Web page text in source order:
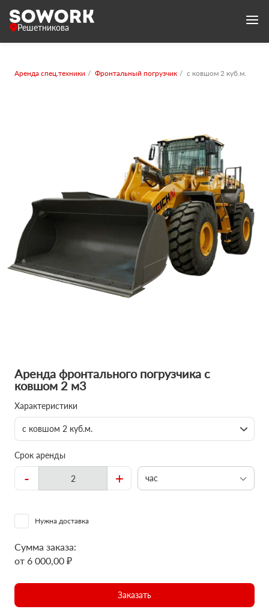
Решетникова
Аренда спец.техники Фронтальный погрузчик с ковшом 2 куб.м.
Аренда фронтального погрузчика с
ковшом 2 м3
Характеристики
с ковшом 2 куб.м.
Срок аренды
- + час
Нужна доставка
Сумма заказа:
от 6 000,00 ₽
Заказать